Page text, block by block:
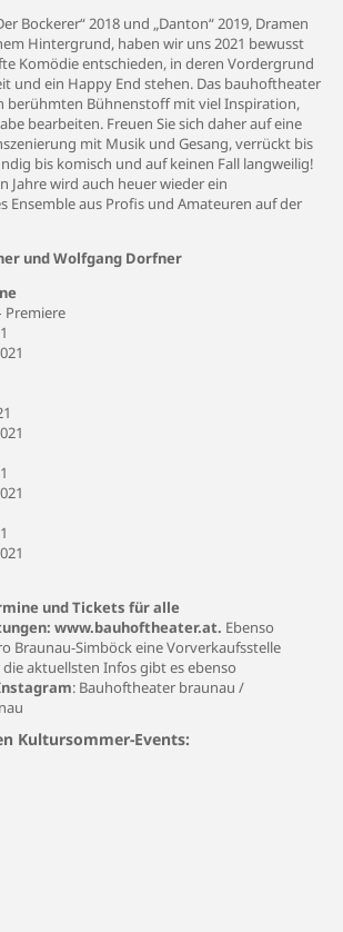
Bockerer“ 2018 und „Danton“ 2019, Dramen
Hintergrund, haben wir uns 2021 bewusst
Komödie entschieden, in deren Vordergrund
und ein Happy End stehen. Das bauhoftheater
berühmten Bühnenstoff mit viel Inspiration,
bearbeiten. Freuen Sie sich daher auf eine
mit Musik und Gesang, verrückt bis
bis komisch und auf keinen Fall langweilig!
Jahre wird auch heuer wieder ein
Ensemble aus Profis und Amateuren auf der
und Wolfgang Dorfner
Premiere
und Tickets für alle
www.bauhoftheater.at. Ebenso
Braunau-Simböck eine Vorverkaufsstelle
aktuellsten Infos gibt es ebenso
: Bauhoftheater braunau /
Kultursommer-Events: